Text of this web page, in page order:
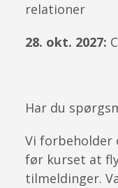
relationer
28. okt. 2027:
Har du
Vi forbeholder
før kurset at
tilmeldinger.